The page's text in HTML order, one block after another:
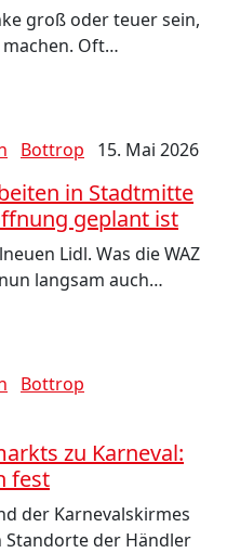
groß oder teuer sein,
machen. Oft…
Bottrop 15. Mai 2026
in Stadtmitte
geplant ist
Lidl. Was die WAZ
langsam auch…
Bottrop
zu Karneval:
fest
der Karnevalskirmes
Standorte der Händler